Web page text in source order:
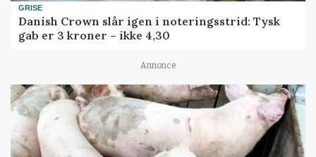
GRISE
Danish Crown slår igen i noteringsstrid: Tysk
gab er 3 kroner – ikke 4,30
Annonce